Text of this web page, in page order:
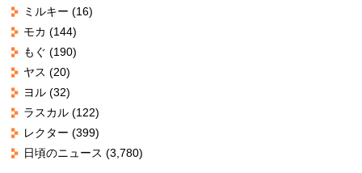
ミルキー (16)
モカ (144)
もぐ (190)
ヤス (20)
ヨル(32)
ラスカル(122)
レクター (399)
日頃のニュース (3,780)